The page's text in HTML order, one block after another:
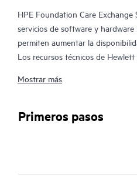
HPE Foundation Care Exchange
servicios de software y
permiten aumentar la
Los recursos técnicos de
software de tus productos de HPE.
La sustitución de hardware
de piezas rápido y fiable para
Hewlett Packard Enterprise.
Mostrar más
Primeros pasos